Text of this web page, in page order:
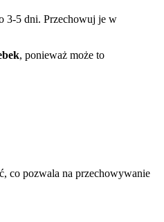
3-5 dni. Przechowuj je w
, ponieważ może to
co pozwala na przechowywanie